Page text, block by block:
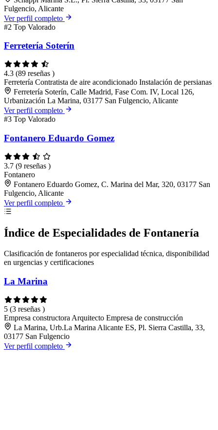
Fulgencio, Alicante
Ver perfil completo
#2 Top Valorado
Ferretería Soterín
4.3 (89 reseñas )
Ferretería Contratista de aire acondicionado Instalación de persianas
Ferretería Soterín, Calle Madrid, Fase Com. IV, Local 126,
Urbanización La Marina, 03177 San Fulgencio, Alicante
Ver perfil completo
#3 Top Valorado
Fontanero Eduardo Gomez
3.7 (9 reseñas )
Fontanero
Fontanero Eduardo Gomez, C. Marina del Mar, 320, 03177 San
Fulgencio, Alicante
Ver perfil completo
Índice de Especialidades de Fontanería
Clasificación de fontaneros por especialidad técnica, disponibilidad
en urgencias y certificaciones
La Marina
5 (3 reseñas )
Empresa constructora Arquitecto Empresa de construcción
La Marina, Urb.La Marina Alicante ES, Pl. Sierra Castilla, 33,
03177 San Fulgencio
Ver perfil completo